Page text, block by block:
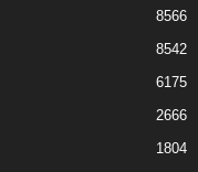
8566
8542
6175
2666
1804